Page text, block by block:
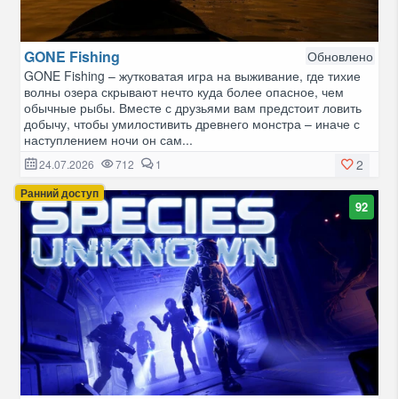
GONE Fishing
Обновлено
GONE Fishing – жутковатая игра на выживание, где тихие
волны озера скрывают нечто куда более опасное, чем
обычные рыбы. Вместе с друзьями вам предстоит ловить
добычу, чтобы умилостивить древнего монстра – иначе с
наступлением ночи он сам...
2
24.07.2026 712 1
Ранний доступ
92